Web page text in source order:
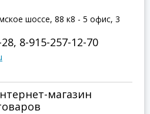
шоссе, 88 к8 - 5 офис, 3
8-915-257-12-70
магазин